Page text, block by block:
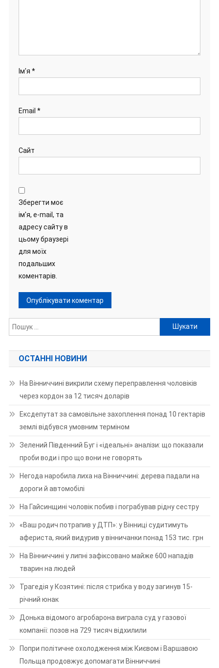
Ім'я *
Email *
Сайт
Зберегти моє
ім'я, e-mail, та
адресу сайту в
цьому браузері
для моїх
подальших
коментарів.
Пошук:
ОСТАННІ НОВИНИ
На Вінниччині викрили схему переправлення чоловіків
через кордон за 12 тисяч доларів
Ексдепутат за самовільне захоплення понад 10 гектарів
землі відбувся умовним терміном
Зелений Південний Буг і «ідеальні» аналізи: що показали
проби води і про що вони не говорять
Негода наробила лиха на Вінниччині: дерева падали на
дороги й автомобілі
На Гайсинщині чоловік побив і пограбував рідну сестру
«Ваш родич потрапив у ДТП»: у Вінниці судитимуть
афериста, який видурив у вінничанки понад 153 тис. грн
На Вінниччині у липні зафіксовано майже 600 нападів
тварин на людей
Трагедія у Козятині: після стрибка у воду загинув 15-
річний юнак
Донька відомого агробарона виграла суд у газової
компанії: позов на 729 тисяч відхилили
Попри політичне охолодження між Києвом і Варшавою
Польща продовжує допомагати Вінниччині